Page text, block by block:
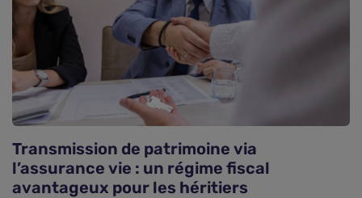
Transmission de patrimoine via
l’assurance vie : un régime fiscal
avantageux pour les héritiers